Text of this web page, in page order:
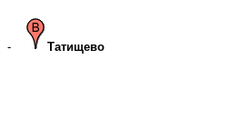
- Татищево